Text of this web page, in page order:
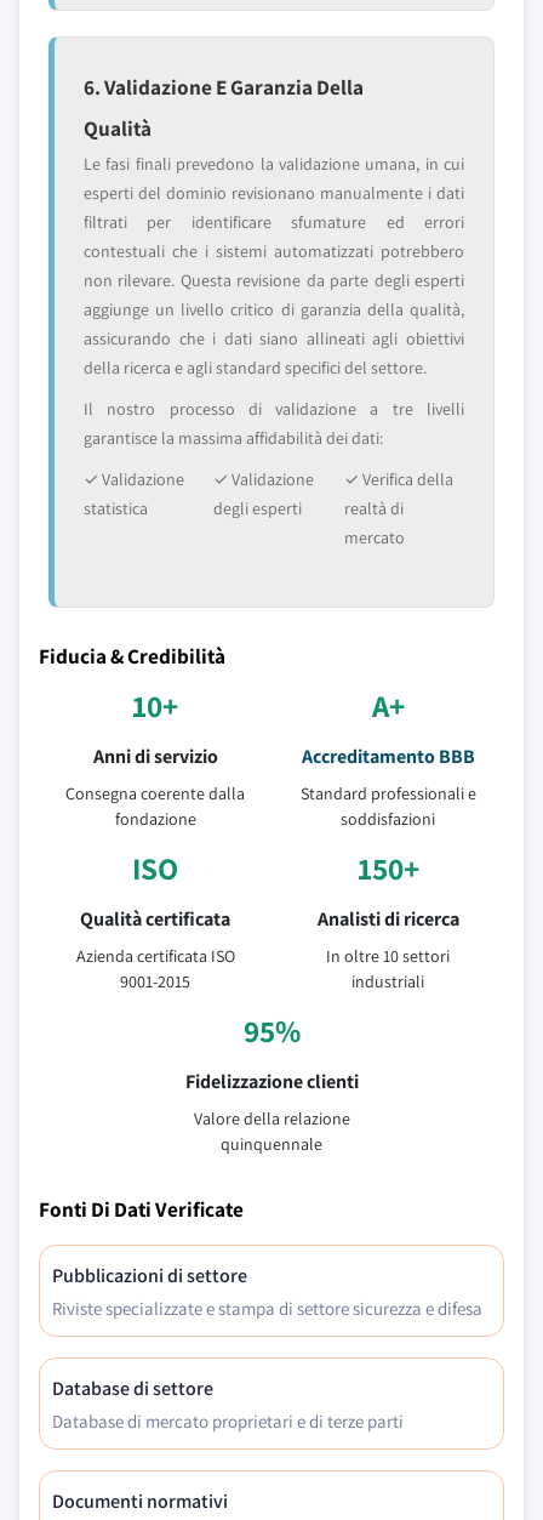
6. Validazione E Garanzia Della
Qualità
Le fasi finali prevedono la validazione umana, in cui
esperti del dominio revisionano manualmente i dati
filtrati per identificare sfumature ed errori
contestuali che i sistemi automatizzati potrebbero
non rilevare. Questa revisione da parte degli esperti
aggiunge un livello critico di garanzia della qualità,
assicurando che i dati siano allineati agli obiettivi
della ricerca e agli standard specifici del settore.
Il nostro processo di validazione a tre livelli
garantisce la massima affidabilità dei dati:
✓ Validazione
statistica
✓ Validazione
degli esperti
✓ Verifica della
realtà di
mercato
Fiducia & Credibilità
10+
Anni di servizio
Consegna coerente dalla
fondazione
A+
Accreditamento BBB
Standard professionali e
soddisfazioni
ISO
Qualità certificata
Azienda certificata ISO
9001-2015
150+
Analisti di ricerca
In oltre 10 settori
industriali
95%
Fidelizzazione clienti
Valore della relazione
quinquennale
Fonti Di Dati Verificate
Pubblicazioni di settore
Riviste specializzate e stampa di settore sicurezza e difesa
Database di settore
Database di mercato proprietari e di terze parti
Documenti normativi